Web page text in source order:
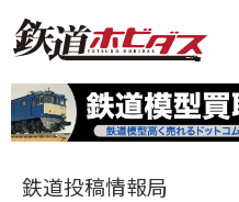
鉄道投稿情報局